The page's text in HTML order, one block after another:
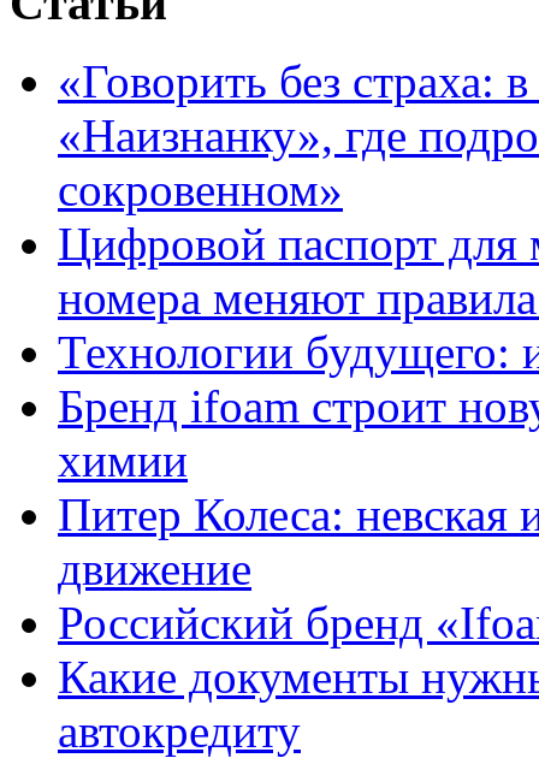
«Говорить без страха:
«Наизнанку», где
сокровенном»
Цифровой паспорт для
номера меняют
Технологии будущего:
Бренд ifoam строит
химии
Питер Колеса: невская
движение
Российский бренд
Какие документы
автокредиту